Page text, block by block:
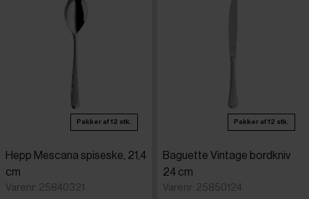
Pakker af 12 stk.
Hepp Mescana spiseske, 21,4
cm
Varenr: 25840321
Pakker af 12 stk.
Baguette Vintage bordkniv
24 cm
Varenr: 25850124